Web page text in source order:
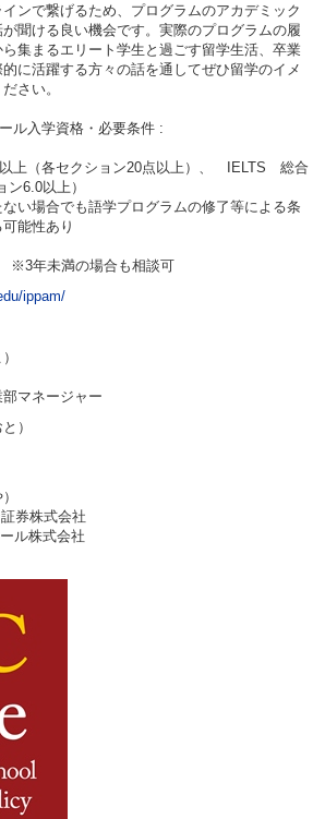
ンで繋げるため、プログラムのアカデミック
聞ける良い機会です。実際のプログラムの履
集まるエリート学生と過ごす留学生活、卒業
に活躍する方々の話を通してぜひ留学のイメ
さい。
ール入学資格・必要条件 :
上（各セクション20点以上）、 IELTS 総合
ン6.0以上）
場合でも語学プログラムの修了等による条
能性あり
年未満の場合も相談可
ippam/
マネージャー
）
券株式会社
株式会社